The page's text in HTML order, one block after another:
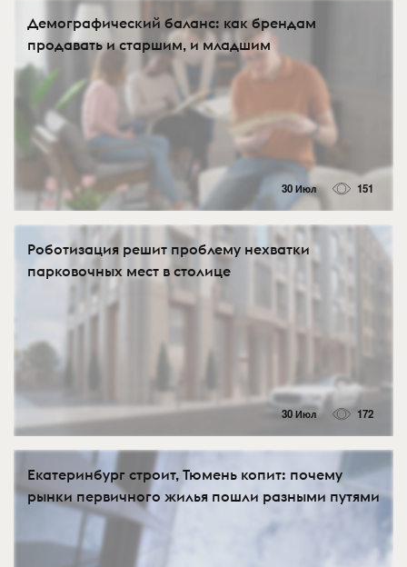
Демографический баланс: как брендам
продавать и старшим, и младшим
30 Июл 151
Роботизация решит проблему нехватки
парковочных мест в столице
30 Июл 172
Екатеринбург строит, Тюмень копит: почему
рынки первичного жилья пошли разными путями